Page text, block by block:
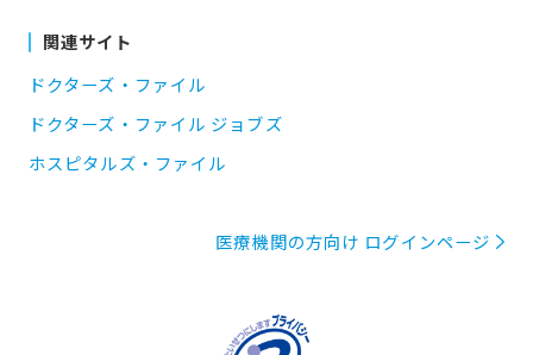
関連サイト
ドクターズ・ファイル
ドクターズ・ファイル ジョブズ
ホスピタルズ・ファイル
医療機関の方向け ログインページ